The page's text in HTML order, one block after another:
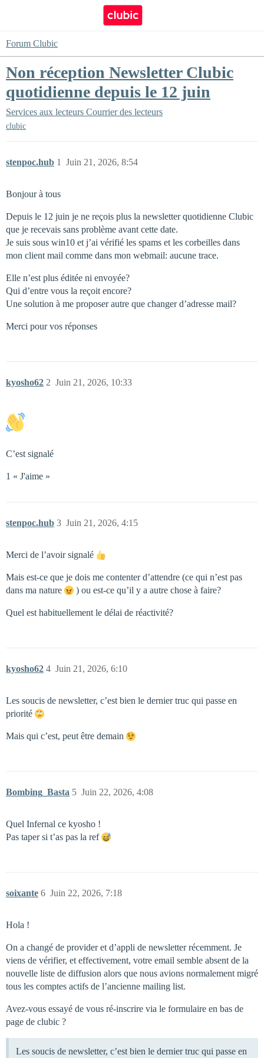
Forum Clubic
Non réception Newsletter Clubic
quotidienne depuis le 12 juin
Services aux lecteurs Courrier des lecteurs
clubic
stenpoc.hub Juin 21, 2026, 8:54
1
Bonjour à tous
Depuis le 12 juin je ne reçois plus la newsletter quotidienne Clubic
que je recevais sans problème avant cette date.
Je suis sous win10 et j’ai vérifié les spams et les corbeilles dans
mon client mail comme dans mon webmail: aucune trace.
Elle n’est plus éditée ni envoyée?
Qui d’entre vous la reçoit encore?
Une solution à me proposer autre que changer d’adresse mail?
Merci pour vos réponses
kyosho62 Juin 21, 2026, 10:33
2
C’est signalé
1 « J'aime »
stenpoc.hub Juin 21, 2026, 4:15
3
Merci de l’avoir signalé
Mais est-ce que je dois me contenter d’attendre (ce qui n’est pas
dans ma nature
) ou est-ce qu’il y a autre chose à faire?
Quel est habituellement le délai de réactivité?
kyosho62 Juin 21, 2026, 6:10
4
Les soucis de newsletter, c’est bien le dernier truc qui passe en
priorité
Mais qui c’est, peut être demain
Bombing_Basta Juin 22, 2026, 4:08
5
Quel Infernal ce kyosho !
Pas taper si t’as pas la ref
soixante Juin 22, 2026, 7:18
6
Hola !
On a changé de provider et d’appli de newsletter récemment. Je
viens de vérifier, et effectivement, votre email semble absent de la
nouvelle liste de diffusion alors que nous avions normalement migré
tous les comptes actifs de l’ancienne mailing list.
Avez-vous essayé de vous ré-inscrire via le formulaire en bas de
page de clubic ?
Les soucis de newsletter, c’est bien le dernier truc qui passe en